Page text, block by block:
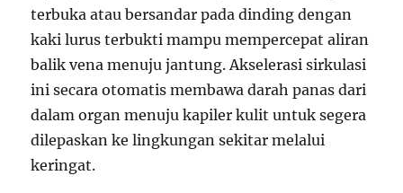
terbuka atau bersandar pada dinding dengan
kaki lurus terbukti mampu mempercepat aliran
balik vena menuju jantung. Akselerasi sirkulasi
ini secara otomatis membawa darah panas dari
dalam organ menuju kapiler kulit untuk segera
dilepaskan ke lingkungan sekitar melalui
keringat.